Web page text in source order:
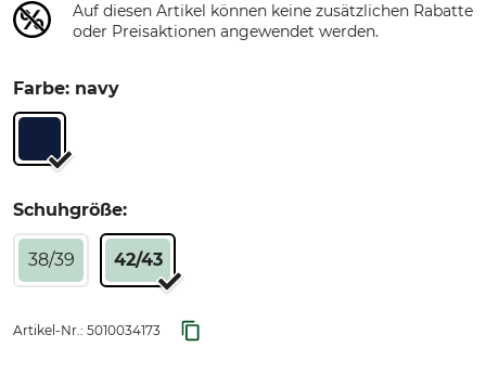
Auf diesen Artikel können keine zusätzlichen Rabatte
oder Preisaktionen angewendet werden.
Farbe: navy
Schuhgröße:
38/39 42/43
Artikel-Nr.: 5010034173